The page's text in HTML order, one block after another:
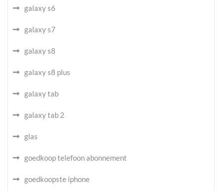
galaxy s6
galaxy s7
galaxy s8
galaxy s8 plus
galaxy tab
galaxy tab 2
glas
goedkoop telefoon abonnement
goedkoopste iphone